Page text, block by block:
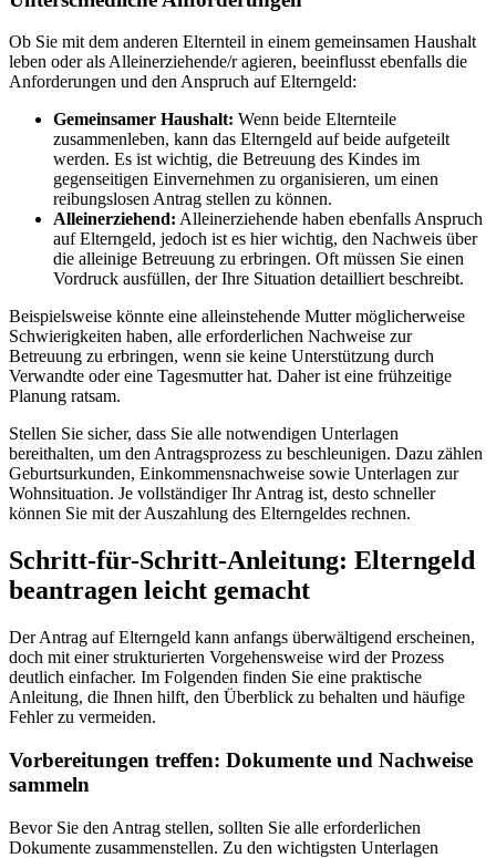
Ob Sie mit dem anderen Elternteil in einem gemeinsamen Haushalt
leben oder als Alleinerziehende/r agieren, beeinflusst ebenfalls die
Anforderungen und den Anspruch auf Elterngeld:
Gemeinsamer Haushalt: Wenn beide Elternteile
zusammenleben, kann das Elterngeld auf beide aufgeteilt
werden. Es ist wichtig, die Betreuung des Kindes im
gegenseitigen Einvernehmen zu organisieren, um einen
reibungslosen Antrag stellen zu können.
Alleinerziehend: Alleinerziehende haben ebenfalls Anspruch
auf Elterngeld, jedoch ist es hier wichtig, den Nachweis über
die alleinige Betreuung zu erbringen. Oft müssen Sie einen
Vordruck ausfüllen, der Ihre Situation detailliert beschreibt.
Beispielsweise könnte eine alleinstehende Mutter möglicherweise
Schwierigkeiten haben, alle erforderlichen Nachweise zur
Betreuung zu erbringen, wenn sie keine Unterstützung durch
Verwandte oder eine Tagesmutter hat. Daher ist eine frühzeitige
Planung ratsam.
Stellen Sie sicher, dass Sie alle notwendigen Unterlagen
bereithalten, um den Antragsprozess zu beschleunigen. Dazu zählen
Geburtsurkunden, Einkommensnachweise sowie Unterlagen zur
Wohnsituation. Je vollständiger Ihr Antrag ist, desto schneller
können Sie mit der Auszahlung des Elterngeldes rechnen.
Schritt-für-Schritt-Anleitung: Elterngeld
beantragen leicht gemacht
Der Antrag auf Elterngeld kann anfangs überwältigend erscheinen,
doch mit einer strukturierten Vorgehensweise wird der Prozess
deutlich einfacher. Im Folgenden finden Sie eine praktische
Anleitung, die Ihnen hilft, den Überblick zu behalten und häufige
Fehler zu vermeiden.
Vorbereitungen treffen: Dokumente und Nachweise
sammeln
Bevor Sie den Antrag stellen, sollten Sie alle erforderlichen
Dokumente zusammenstellen. Zu den wichtigsten Unterlagen